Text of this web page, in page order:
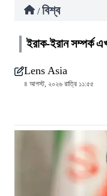
/ বিশ্ব
ইরাক-ইরান সম্পর্ক
Lens Asia
৪ আগস্ট, ২০২৬ রাত্রি ১১:৫৫